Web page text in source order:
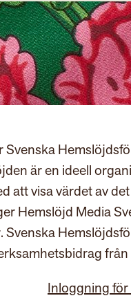
Svenska
är en ideell
att visa värdet av
Hemslöjd Media
Inloggning